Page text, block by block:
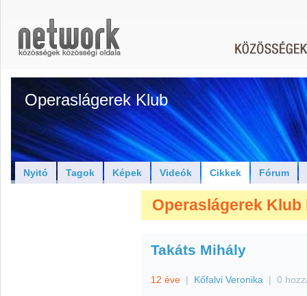
Operaslágerek Klub
Nyitó Tagok Képek Videók Cikkek Fórum
Operaslágerek Klub
Takáts Mihály
12 éve | Kőfalvi Veronika | 0